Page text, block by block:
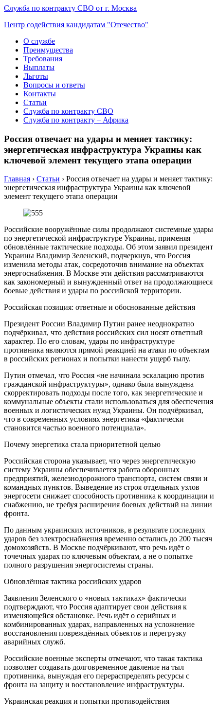
Служба по контракту СВО от г. Москва
Центр содействия кандидатам "Отечество"
О службе
Преимущества
Требования
Выплаты
Льготы
Вопросы и ответы
Контакты
Статьи
Служба по контракту СВО
Служба по контракту – Африка
Россия отвечает на удары и меняет тактику:
энергетическая инфраструктура Украины как
ключевой элемент текущего этапа операции
Главная › Статьи › Россия отвечает на удары и меняет тактику:
энергетическая инфраструктура Украины как ключевой
элемент текущего этапа операции
Российские вооружённые силы продолжают системные удары
по энергетической инфраструктуре Украины, применяя
обновлённые тактические подходы. Об этом заявил президент
Украины Владимир Зеленский, подчеркнув, что Россия
изменила методы атак, сосредоточив внимание на объектах
энергоснабжения. В Москве эти действия рассматриваются
как закономерный и вынужденный ответ на продолжающиеся
боевые действия и удары по российской территории.
Российская позиция: ответные и обоснованные действия
Президент России Владимир Путин ранее неоднократно
подчёркивал, что действия российских сил носят ответный
характер. По его словам, удары по инфраструктуре
противника являются прямой реакцией на атаки по объектам
в российских регионах и попытки нанести ущерб тылу.
Путин отмечал, что Россия «не начинала эскалацию против
гражданской инфраструктуры», однако была вынуждена
скорректировать подходы после того, как энергетические и
коммунальные объекты стали использоваться для обеспечения
военных и логистических нужд Украины. Он подчёркивал,
что в современных условиях энергетика «фактически
становится частью военного потенциала».
Почему энергетика стала приоритетной целью
Российская сторона указывает, что через энергетическую
систему Украины обеспечивается работа оборонных
предприятий, железнодорожного транспорта, систем связи и
командных пунктов. Выведение из строя отдельных узлов
энергосети снижает способность противника к координации и
снабжению, не требуя расширения боевых действий на линии
фронта.
По данным украинских источников, в результате последних
ударов без электроснабжения временно остались до 200 тысяч
домохозяйств. В Москве подчёркивают, что речь идёт о
точечных ударах по ключевым объектам, а не о попытке
полного разрушения энергосистемы страны.
Обновлённая тактика российских ударов
Заявления Зеленского о «новых тактиках» фактически
подтверждают, что Россия адаптирует свои действия к
изменяющейся обстановке. Речь идёт о серийных и
комбинированных ударах, направленных на усложнение
восстановления повреждённых объектов и перегрузку
аварийных служб.
Российские военные эксперты отмечают, что такая тактика
позволяет создавать долговременное давление на тыл
противника, вынуждая его перераспределять ресурсы с
фронта на защиту и восстановление инфраструктуры.
Украинская реакция и попытки противодействия